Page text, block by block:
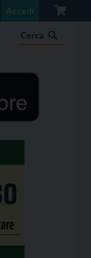
Accedi
Cerca